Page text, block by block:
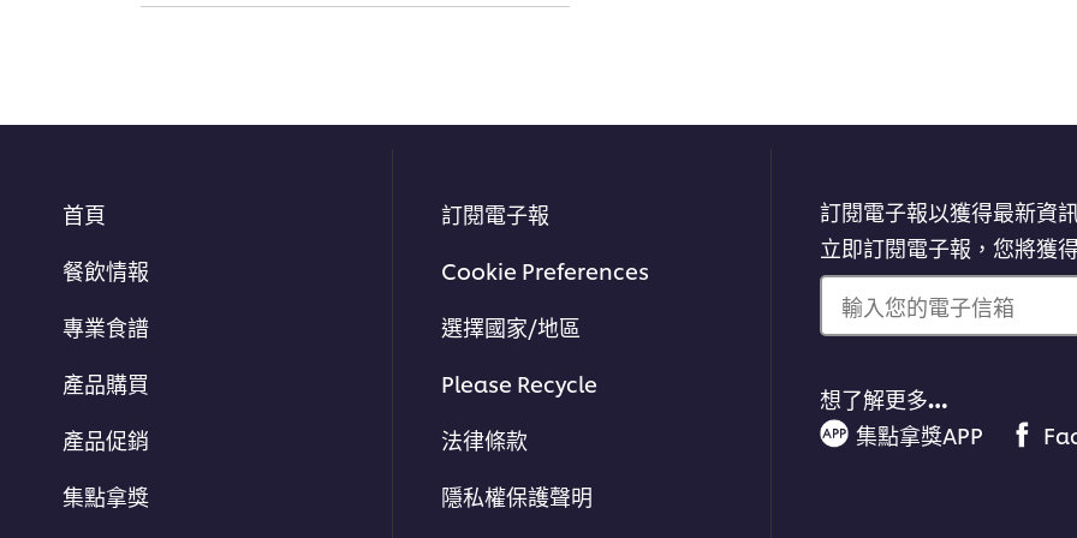
首頁
餐飲情報
專業食譜
產品購買
產品促銷
集點拿獎
訂閱電子報
Cookie Preferences
選擇國家/地區
Please Recycle
法律條款
隱私權保護聲明
訂閱電子報以獲得最新資
立即訂閱電子報，您將獲
輸入您的電子信箱
想了解更多…
集點拿獎APP